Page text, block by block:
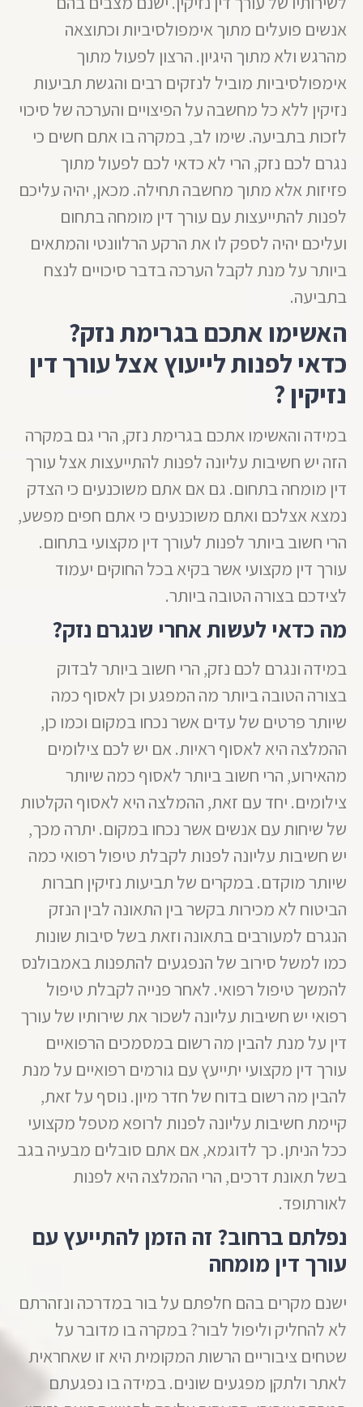
אנשים פועלים מתוך אימפולסיביות וכתוצאה
מהרגש ולא מתוך היגיון. הרצון לפעול מתוך
אימפולסיביות מוביל לנזקים רבים והגשת תביעות
נזיקין ללא כל מחשבה על הפיצויים והערכה של סיכוי
לזכות בתביעה. שימו לב, במקרה בו אתם חשים כי
נגרם לכם נזק, הרי לא כדאי לכם לפעול מתוך
פזיזות אלא מתוך מחשבה תחילה. מכאן, יהיה עליכם
לפנות להתייעצות עם עורך דין מומחה בתחום
ועליכם יהיה לספק לו את הרקע הרלוונטי והמתאים
ביותר על מנת לקבל הערכה בדבר סיכויים לנצח
בתביעה.
האשימו אתכם בגרימת נזק?
כדאי לפנות לייעוץ אצל עורך דין
נזיקין ?
במידה והאשימו אתכם בגרימת נזק, הרי גם במקרה
הזה יש חשיבות עליונה לפנות להתייעצות אצל עורך
דין מומחה בתחום. גם אם אתם משוכנעים כי הצדק
נמצא אצלכם ואתם משוכנעים כי אתם חפים מפשע,
הרי חשוב ביותר לפנות לעורך דין מקצועי בתחום.
עורך דין מקצועי אשר בקיא בכל החוקים יעמוד
לצידכם בצורה הטובה ביותר.
מה כדאי לעשות אחרי שנגרם נזק?
במידה ונגרם לכם נזק, הרי חשוב ביותר לבדוק
בצורה הטובה ביותר מה המפגע וכן לאסוף כמה
שיותר פרטים של עדים אשר נכחו במקום וכמו כן,
ההמלצה היא לאסוף ראיות. אם יש לכם צילומים
מהאירוע, הרי חשוב ביותר לאסוף כמה שיותר
צילומים. יחד עם זאת, ההמלצה היא לאסוף הקלטות
של שיחות עם אנשים אשר נכחו במקום. יתרה מכך,
יש חשיבות עליונה לפנות לקבלת טיפול רפואי כמה
שיותר מוקדם. במקרים של תביעות נזיקין חברות
הביטוח לא מכירות בקשר בין התאונה לבין הנזק
הנגרם למעורבים בתאונה וזאת בשל סיבות שונות
כמו למשל סירוב של הנפגעים להתפנות באמבולנס
להמשך טיפול רפואי. לאחר פנייה לקבלת טיפול
רפואי יש חשיבות עליונה לשכור את שירותיו של עורך
דין על מנת להבין מה רשום במסמכים הרפואיים
עורך דין מקצועי יתייעץ עם גורמים רפואיים על מנת
להבין מה רשום בדוח של חדר מיון. נוסף על זאת,
קיימת חשיבות עליונה לפנות לרופא מטפל מקצועי
ככל הניתן. כך לדוגמא, אם אתם סובלים מבעיה בגב
בשל תאונת דרכים, הרי ההמלצה היא לפנות
לאורתופד.
נפלתם ברחוב? זה הזמן להתייעץ עם
עורך דין מומחה
ישנם מקרים בהם חלפתם על בור במדרכה ונזהרתם
לא להחליק וליפול לבור? במקרה בו מדובר על
שטחים ציבוריים הרשות המקומית היא זו שאחראית
לאתר ולתקן מפגעים שונים. במידה בו נפגעתם